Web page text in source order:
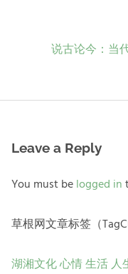
Next
说古论今：当
Leave a Reply
You must belogged in
草根网文章标签（
湖湘文化心情生活人